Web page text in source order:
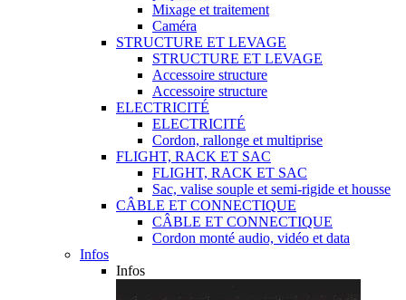
Mixage et traitement
Caméra
STRUCTURE ET LEVAGE
STRUCTURE ET LEVAGE
Accessoire structure
Accessoire structure
ELECTRICITÉ
ELECTRICITÉ
Cordon, rallonge et multiprise
FLIGHT, RACK ET SAC
FLIGHT, RACK ET SAC
Sac, valise souple et semi-rigide et housse
CÂBLE ET CONNECTIQUE
CÂBLE ET CONNECTIQUE
Cordon monté audio, vidéo et data
Infos
Infos